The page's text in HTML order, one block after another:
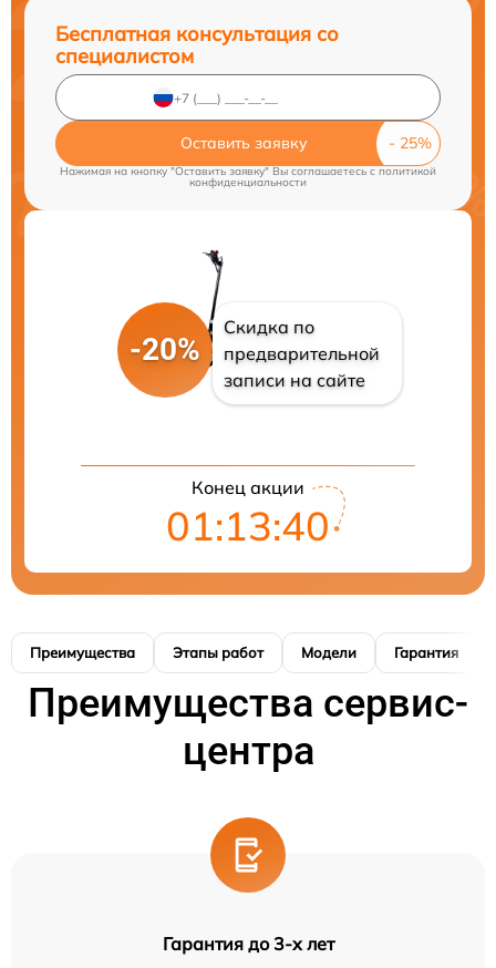
Бесплатная консультация со
специалистом
Оставить заявку
Нажимая на кнопку "Оставить заявку" Вы соглашаетесь cполитикой
конфиденциальности
-20%
Скидка по
предварительной
записи на сайте
Конец акции
01:13:40
Преимущества Этапы работ Модели Гарантия
Преимущества сервис-
центра
Гарантия до 3-х лет